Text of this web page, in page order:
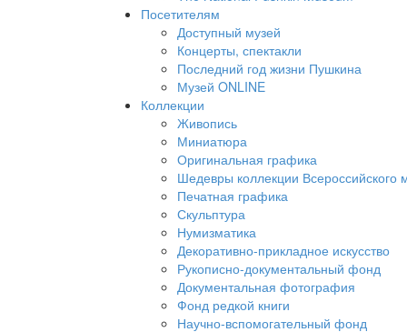
Посетителям
Доступный музей
Концерты, спектакли
Последний год жизни Пушкина
Музей ONLINE
Коллекции
Живопись
Миниатюра
Оригинальная графика
Шедевры коллекции
Печатная графика
Скульптура
Нумизматика
Декоративно-прикладное искусство
Рукописно-документальный фонд
Документальная фотография
Фонд редкой книги
Научно-вспомогательный фонд